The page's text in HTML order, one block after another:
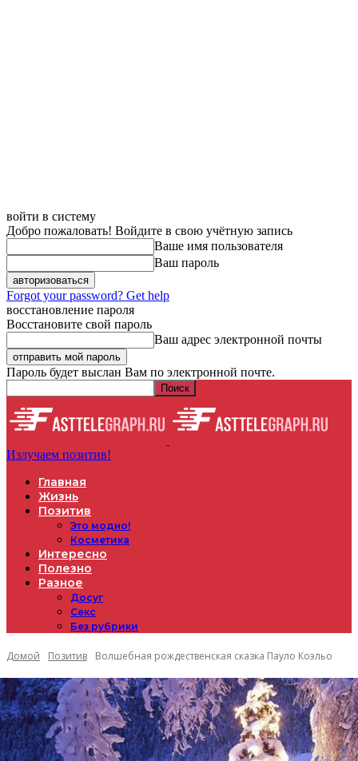
войти в систему
Добро пожаловать! Войдите в свою учётную запись
Ваше имя пользователя
Ваш пароль
Forgot your password? Get help
восстановление пароля
Восстановите свой пароль
Ваш адрес электронной почты
Пароль будет выслан Вам по электронной почте.
Излучаем позитив!
Главная
Жизнь
Позитив
Это модно!
Косметика
Интересно
Полезно
Разное
Досуг
Секс
Без рубрики
Домой Позитив Волшебная рождественская сказка Пауло Коэльо